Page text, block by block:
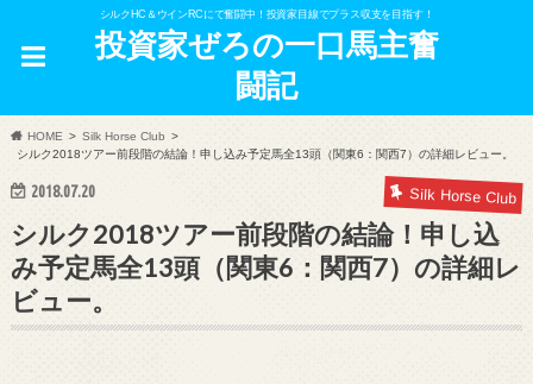
シルクHC＆ウインRCにて奮闘中！投資家目線でプラス収支を目指す！
投資家ぜろの一口馬主奮
闘記
HOME
Silk Horse Club
シルク2018ツアー前段階の結論！申し込み予定馬全13頭（関東6：関西7）の詳細レビュー。
2018.07.20 Silk Horse Club
シルク2018ツアー前段階の結論！申し込
み予定馬全13頭（関東6：関西7）の詳細レ
ビュー。